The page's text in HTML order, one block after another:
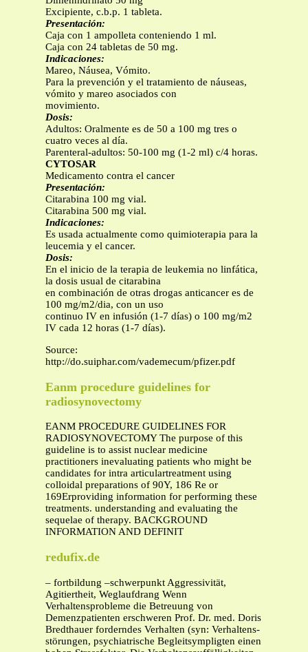
Excipiente, c.b.p. 1 tableta.
Presentación:
Caja con 1 ampolleta conteniendo 1 ml.
Caja con 24 tabletas de 50 mg.
Indicaciones:
Mareo, Náusea, Vómito.
Para la prevención y el tratamiento de náuseas,
vómito y mareo asociados con
movimiento.
Dosis:
Adultos: Oralmente es de 50 a 100 mg tres o
cuatro veces al día.
Parenteral-adultos: 50-100 mg (1-2 ml) c/4 horas.
CYTOSAR
Medicamento contra el cancer
Presentación:
Citarabina 100 mg vial.
Citarabina 500 mg vial.
Indicaciones:
Es usada actualmente como quimioterapia para la
leucemia y el cancer.
Dosis:
En el inicio de la terapia de leukemia no linfática,
la dosis usual de citarabina
en combinación de otras drogas anticancer es de
100 mg/m2/dia, con un uso
continuo IV en infusión (1-7 días) o 100 mg/m2
IV cada 12 horas (1-7 días).
Source:
http://do.suiphar.com/vademecum/pfizer.pdf
Eanm procedure guidelines for
radiosynovectomy
EANM PROCEDURE GUIDELINES FOR
RADIOSYNOVECTOMY The purpose of this
guideline is to assist nuclear medicine
practitioners inevaluating patients who might be
candidates for intra articulartreatment using
colloidal preparations of 90Y, 186 Re or
169Erproviding information for performing these
treatments. understanding and evaluating the
sequelae of therapy. BACKGROUND
INFORMATION AND DEFINIT
redufix.de
– fortbildung –schwerpunkt Aggressivität,
Agitiertheit, Weglaufdrang Wenn
Verhaltensprobleme die Betreuung von
Demenzpatienten erschweren Prof. Dr. med. Doris
Bredthauer forderndes Verhalten (syn: Verhaltens­
störungen, psychiatrische Begleitsymp­ligten einen